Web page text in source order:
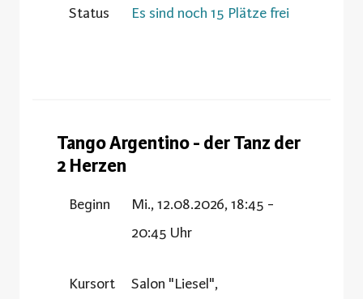
Status Es sind noch 15 Plätze frei
Tango Argentino - der Tanz der
2 Herzen
Beginn
Mi., 12.08.2026, 18:45 -
20:45 Uhr
Kursort
Salon "Liesel",